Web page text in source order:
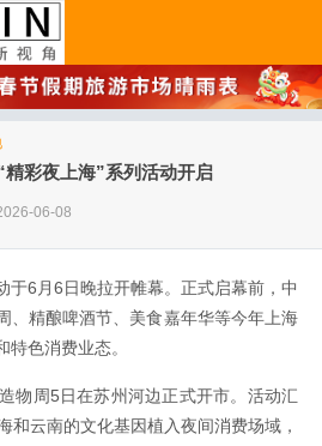
彩夜上海”系列活动开启
06-08
于6月6日晚拉开帷幕。正式启幕前，中
、精酿啤酒节、美食嘉年华等今年上海
色消费业态。
物周5日在苏州河边正式开市。活动汇
和云南的文化基因植入夜间消费场域，